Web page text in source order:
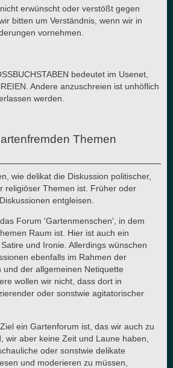
erwünscht oder verstößt gegen
bitten um Verständnis, wenn wir in
vornehmen.
bedeutet im Usenet,
Andere anzuschreien ist unhöflich
werden.
Themen
wie delikat die Diskussion politischer,
religiöser Themen ist. Früher oder
entgleisen.
Forum 'Gartenmenschen', in dem
Raum ist. Hier ist auch ein
und Ironie. Allerdings wünschen
ebenfalls im Rahmen der
und der allgemeinen Netiquette
wollen wir nicht, dass dort in
oder sonstwie agitatorischer
ein Gartenforum ist, das wir auch zu
wir aber keine Zeit und Laune haben,
oder sonstwie delikate
und moderieren zu müssen,